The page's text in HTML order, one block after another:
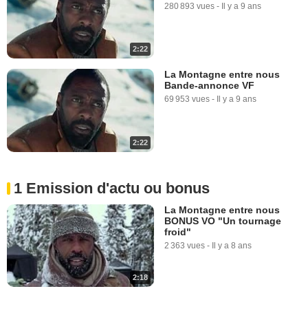
2:22
280 893 vues - Il y a 9 ans
2:22
La Montagne entre nous
Bande-annonce VF
69 953 vues - Il y a 9 ans
1 Emission d'actu ou bonus
2:18
La Montagne entre nous
BONUS VO "Un tournage
froid"
2 363 vues - Il y a 8 ans